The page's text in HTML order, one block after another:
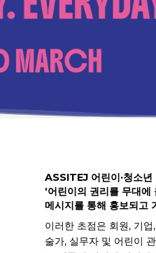
ASSITEJ 어린이·청소년
'어린이의 권리를 무대에
메시지를 통해 홍보되고
이러한 초점은 회원, 기
술가, 실무자 및 어린이